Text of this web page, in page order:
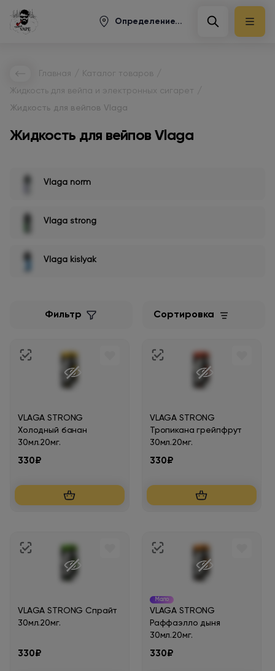
Определение...
Главная Каталог товаров
Жидкость для вейпа и электронных сигарет
Жидкость для вейпов Vlaga
Жидкость для вейпов Vlaga
Vlaga norm
Vlaga strong
Vlaga kislyak
Фильтр Сортировка
VLAGA STRONG
Холодный банан
30мл.20мг.
330₽
VLAGA STRONG
Тропикана грейпфрут
30мл.20мг.
330₽
VLAGA STRONG Спрайт
30мл.20мг.
330₽
Мало
VLAGA STRONG
Раффаэлло дыня
30мл.20мг.
330₽